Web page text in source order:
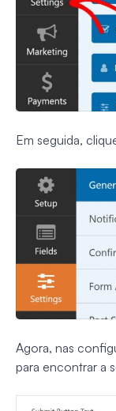
Em seguida,
Agora, nas
para encontrar a